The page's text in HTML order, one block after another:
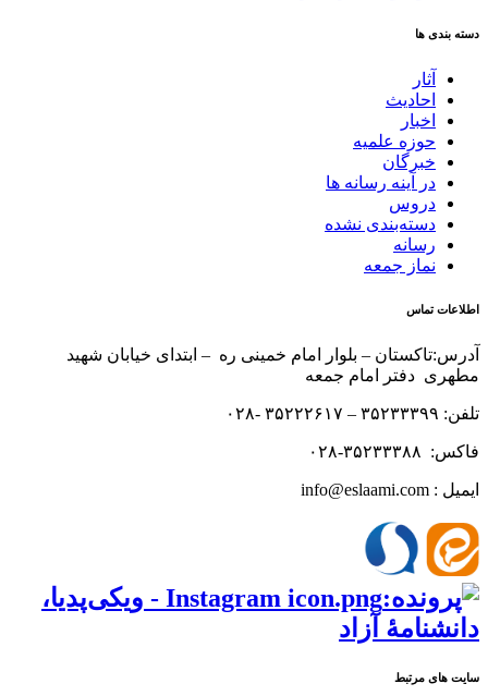
دسته بندی ها
آثار
احادیث
اخبار
حوزه علمیه
خبرگان
در آینه رسانه ها
دروس
دسته‌بندی نشده
رسانه
نماز جمعه
اطلاعات تماس
آدرس:تاکستان – بلوار امام خمینی ره – ابتدای خیابان شهید
مطهری دفتر امام جمعه
تلفن: ۳۵۲۳۳۳۹۹ – ۳۵۲۲۲۶۱۷ -۰۲۸
فاکس: ۳۵۲۳۳۳۸۸-۰۲۸
ایمیل : info@eslaami.com
سایت های مرتبط